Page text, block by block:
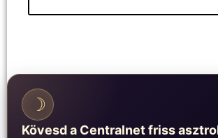
☽
Kövesd a Centralnet friss